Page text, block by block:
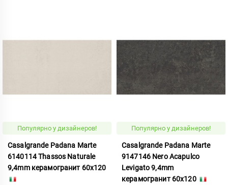
Популярно у дизайнеров!
Casalgrande Padana Marte
6140114 Thassos Naturale
9,4mm керамогранит 60x120
Популярно у дизайнеров!
Casalgrande Padana Marte
9147146 Nero Acapulco
Levigato 9,4mm
керамогранит 60x120